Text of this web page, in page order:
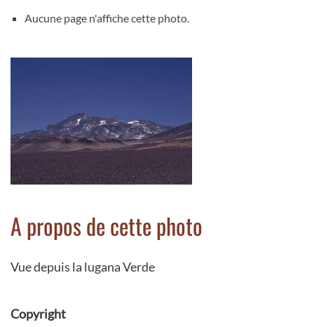
Aucune page n'affiche cette photo.
A propos de cette photo
Vue depuis la lugana Verde
Copyright